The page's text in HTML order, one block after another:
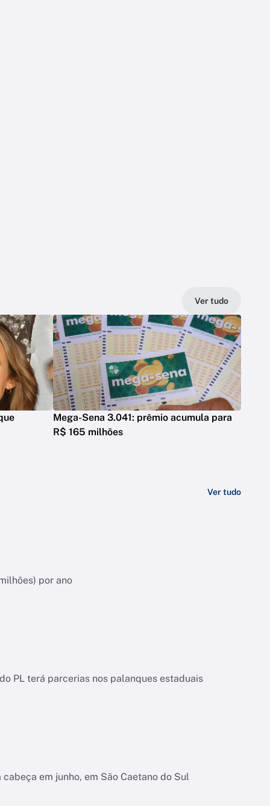
Ver tudo
Mega-Sena 3.041: prêmio acumula para
R$ 165 milhões
Ver tudo
por ano
PL terá parcerias nos palanques estaduais
em junho, em São Caetano do Sul